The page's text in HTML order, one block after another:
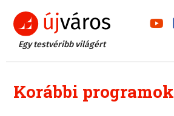
Egy testvéribb világért
Korábbi programok